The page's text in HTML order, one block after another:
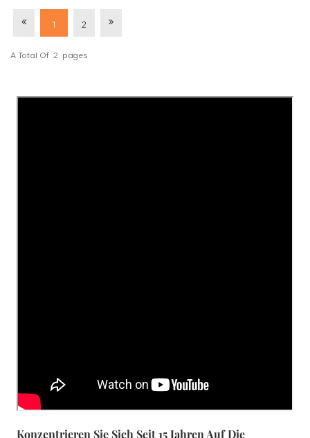
1 2
A Total Of 2 Pages
Konzentrieren Sie Sich Seit 15 Jahren Auf Die